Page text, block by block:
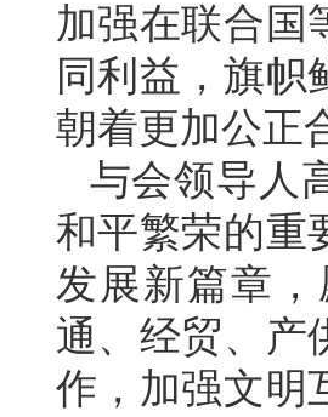
加强在联合国
同利益，旗帜
朝着更加公正
与会领导人
和平繁荣的重
发展新篇章
通、经贸、产
作，加强文明